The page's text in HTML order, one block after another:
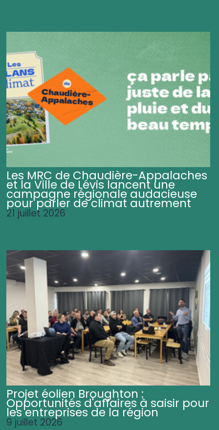
Les MRC de Chaudière-Appalaches
et la Ville de Lévis lancent une
campagne régionale audacieuse
pour parler de climat autrement
21 juillet 2026
Projet éolien Broughton :
Opportunités d'affaires à saisir pour
les entreprises de la région
9 juillet 2026